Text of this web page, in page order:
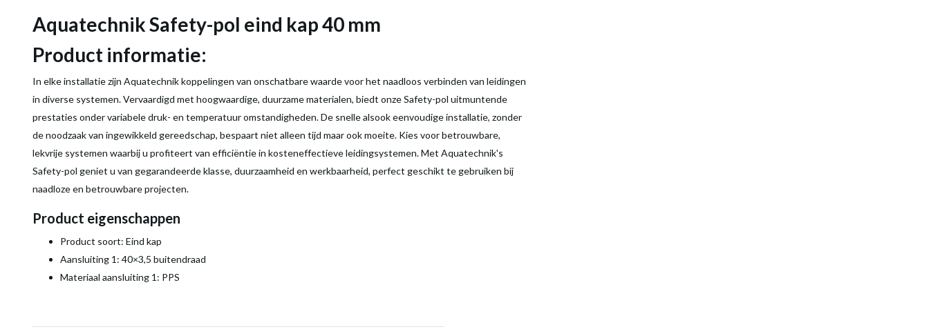
Aquatechnik Safety-pol eind kap 40 mm
Product informatie:
In elke installatie zijn Aquatechnik koppelingen van onschatbare waarde voor het naadloos verbinden van leidingen
in diverse systemen. Vervaardigd met hoogwaardige, duurzame materialen, biedt onze Safety-pol uitmuntende
prestaties onder variabele druk- en temperatuur omstandigheden. De snelle alsook eenvoudige installatie, zonder
de noodzaak van ingewikkeld gereedschap, bespaart niet alleen tijd maar ook moeite. Kies voor betrouwbare,
lekvrije systemen waarbij u profiteert van efficiëntie in kosteneffectieve leidingsystemen. Met Aquatechnik's
Safety-pol geniet u van gegarandeerde klasse, duurzaamheid en werkbaarheid, perfect geschikt te gebruiken bij
naadloze en betrouwbare projecten.
Product eigenschappen
Product soort: Eind kap
Aansluiting 1: 40×3,5 buitendraad
Materiaal aansluiting 1: PPS